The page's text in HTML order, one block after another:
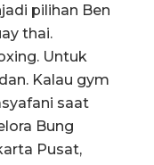
pilihan Ben
thai.
Untuk
Kalau gym
saat
Bung
Pusat,